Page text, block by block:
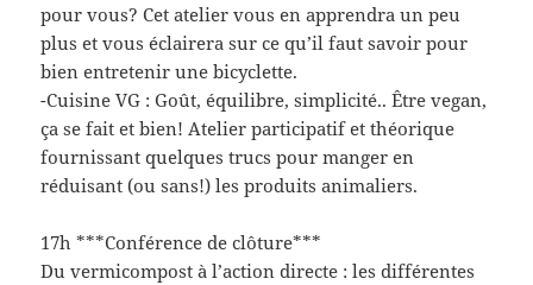
pour vous? Cet atelier vous en apprendra un peu
plus et vous éclairera sur ce qu’il faut savoir pour
bien entretenir une bicyclette.
-Cuisine VG : Goût, équilibre, simplicité.. Être vegan,
ça se fait et bien! Atelier participatif et théorique
fournissant quelques trucs pour manger en
réduisant (ou sans!) les produits animaliers.
17h ***Conférence de clôture***
Du vermicompost à l’action directe : les différentes